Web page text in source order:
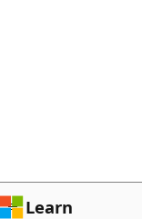
ン
ツ
ゲ
ーLearn